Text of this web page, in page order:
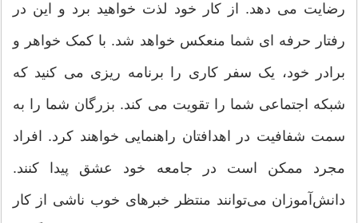
رضایت می دهد. از کار خود لذت خواهید برد و این در
رفتار حرفه ای شما منعکس خواهد شد. با کمک خواهر و
برادر خود، یک سفر کاری را برنامه ریزی می کنید که
شبکه اجتماعی شما را تقویت می کند. بزرگان شما را به
سمت شفافیت در اهدافتان راهنمایی خواهند کرد. افراد
مجرد ممکن است در جامعه خود عشق پیدا کنند.
دانش‌آموزان می‌توانند منتظر خبرهای خوب ناشی از کار